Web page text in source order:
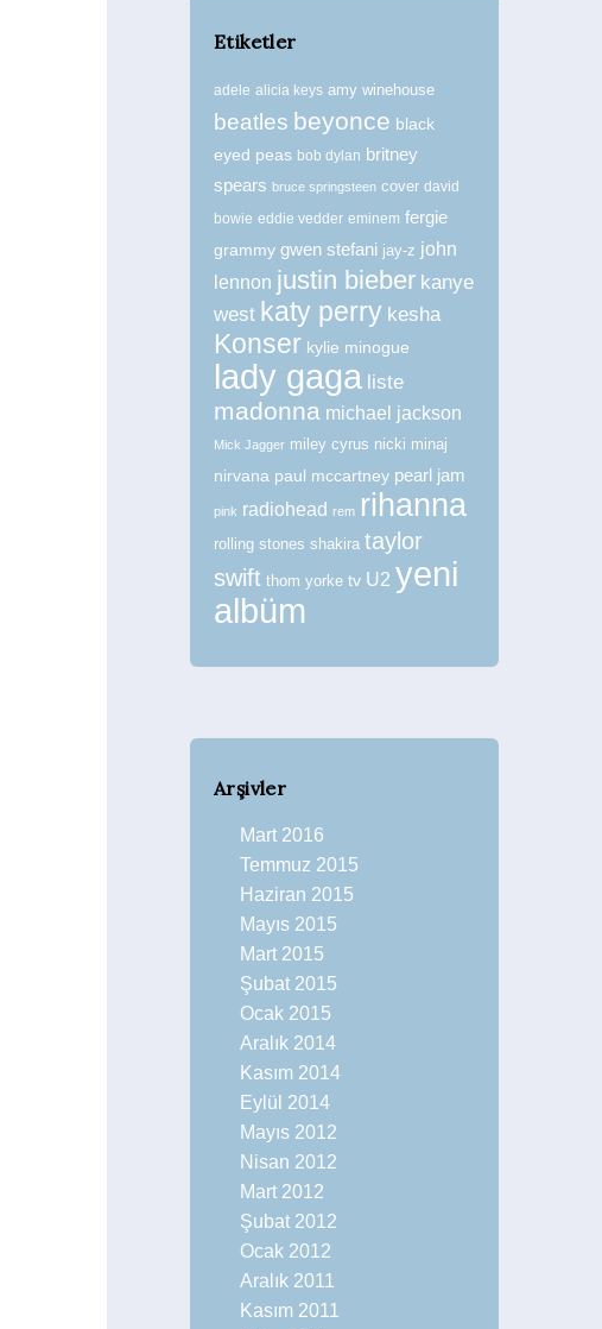
Etiketler
adele alicia keys amy winehouse
beatles beyonce black
eyed peas bob dylan britney
spears bruce springsteen cover david
bowie eddie vedder eminem fergie
grammy gwen stefani jay-z john
lennon justin bieber kanye
west katy perry kesha
Konser kylie minogue
lady gaga liste
madonna michael jackson
Mick Jagger miley cyrus nicki minaj
nirvana paul mccartney pearl jam
pink radiohead rem rihanna
rolling stones shakira taylor
swift thom yorke tv U2 yeni
albüm
Arşivler
Mart 2016
Temmuz 2015
Haziran 2015
Mayıs 2015
Mart 2015
Şubat 2015
Ocak 2015
Aralık 2014
Kasım 2014
Eylül 2014
Mayıs 2012
Nisan 2012
Mart 2012
Şubat 2012
Ocak 2012
Aralık 2011
Kasım 2011